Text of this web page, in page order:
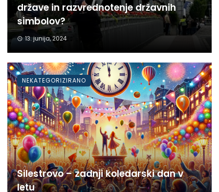
države in razvrednotenje državnih
simbolov?
13. junija, 2024
Silestrovo – zadnji koledarski dan v
letu
NEKATEGORIZIRANO